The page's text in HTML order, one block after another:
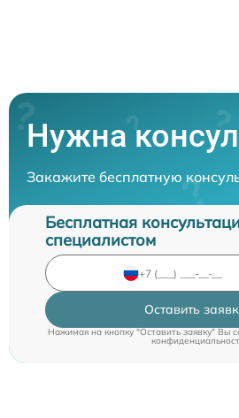
Нужна
Закажите бесплатную
Бесплатная
специалистом
Оставить
Нажимая на кнопку "Оставить заявку" Вы